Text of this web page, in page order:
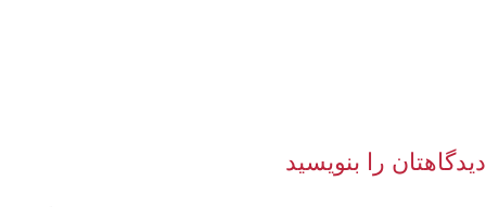
را بنویسید